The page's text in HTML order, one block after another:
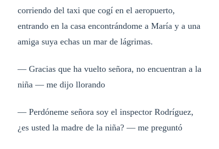
corriendo del taxi que cogí en el aeropuerto,
entrando en la casa encontrándome a María y a una
amiga suya echas un mar de lágrimas.
— Gracias que ha vuelto señora, no encuentran a la
niña — me dijo llorando
— Perdóneme señora soy el inspector Rodríguez,
¿es usted la madre de la niña? — me preguntó